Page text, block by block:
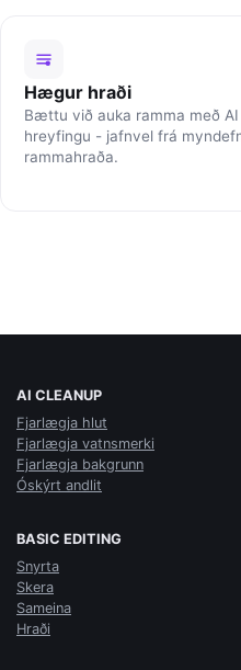
Hægur hraði
Bættu við auka ramma með
hreyfingu - jafnvel frá
rammahraða.
AI CLEANUP
Fjarlægja hlut
Fjarlægja vatnsmerki
Fjarlægja bakgrunn
Óskýrt andlit
BASIC EDITING
Snyrta
Skera
Sameina
Hraði